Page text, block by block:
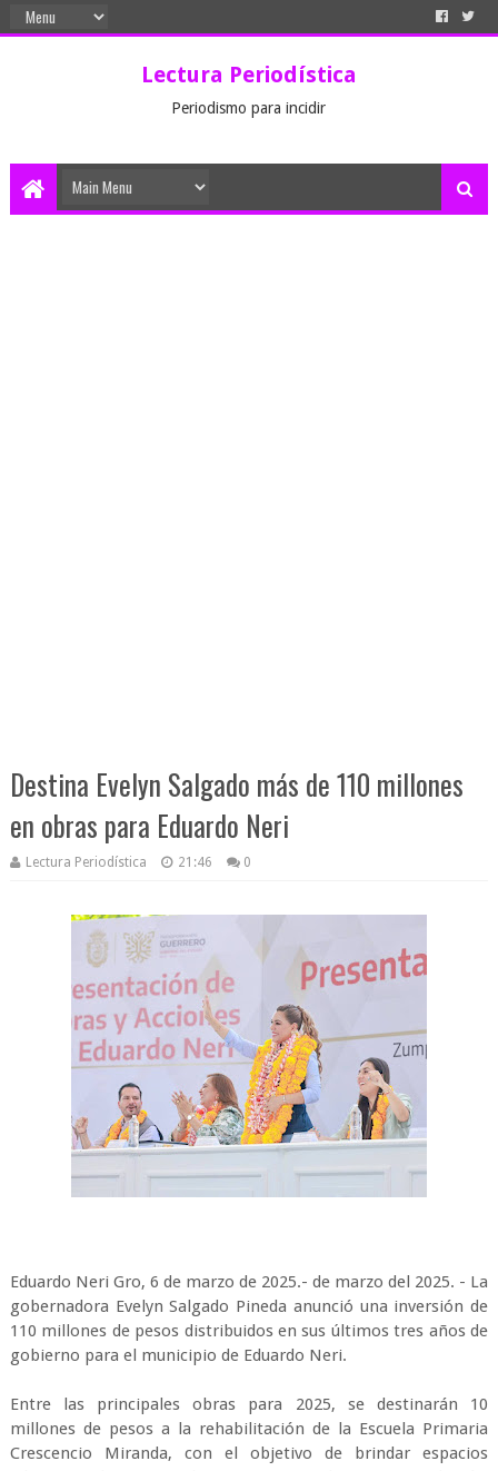
Lectura Periodística
Periodismo para incidir
Destina Evelyn Salgado más de 110 millones
en obras para Eduardo Neri
Lectura Periodística 21:46 0
Eduardo Neri Gro, 6 de marzo de 2025.- de marzo del 2025. - La
gobernadora Evelyn Salgado Pineda anunció una inversión de
110 millones de pesos distribuidos en sus últimos tres años de
gobierno para el municipio de Eduardo Neri.
Entre las principales obras para 2025, se destinarán 10
millones de pesos a la rehabilitación de la Escuela Primaria
Crescencio Miranda, con el objetivo de brindar espacios